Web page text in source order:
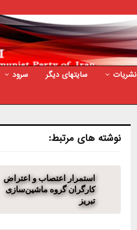
نشریات سایتهای دیگر سرود
نوشته های مرتبط:
استمرار اعتصاب و اعتراض
کارگران گروه ماشین‌سازی
تبریز